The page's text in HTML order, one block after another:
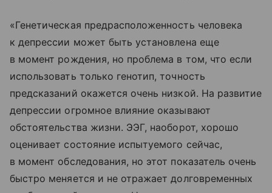
«Генетическая предрасположенность человека
к депрессии может быть установлена еще
в момент рождения, но проблема в том, что если
использовать только генотип, точность
предсказаний окажется очень низкой. На развитие
депрессии огромное влияние оказывают
обстоятельства жизни. ЭЭГ, наоборот, хорошо
оценивает состояние испытуемого сейчас,
в момент обследования, но этот показатель очень
быстро меняется и не отражает долговременных